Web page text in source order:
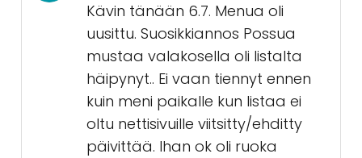
Kävin tänään 6.7. Menua oli
uusittu. Suosikkiannos Possua
mustaa valakosella oli listalta
häipynyt.. Ei vaan tiennyt ennen
kuin meni paikalle kun listaa ei
oltu nettisivuille viitsitty/ehditty
päivittää. Ihan ok oli ruoka